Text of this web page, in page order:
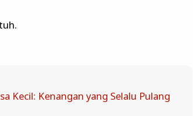
Kecil: Kenangan yang Selalu Pulang